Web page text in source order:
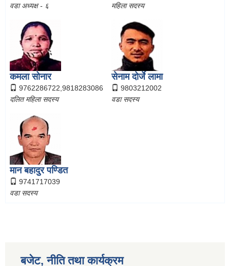
वडा अध्यक्ष - ६
महिला सदस्य
कमला सोनार
9762286722,9818283086
दलित महिला सदस्य
सेनाम दोर्जे लामा
9803212002
वडा सदस्य
मान बहादुर पण्डित
9741717039
वडा सदस्य
बजेट, नीति तथा कार्यक्रम